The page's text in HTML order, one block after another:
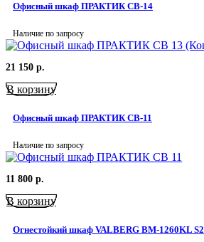
Офисный шкаф ПРАКТИК СВ-14
Наличие по запросу
21 150 р.
В корзину
Офисный шкаф ПРАКТИК СВ-11
Наличие по запросу
11 800 р.
В корзину
Огнестойкий шкаф VALBERG BM-1260KL S2